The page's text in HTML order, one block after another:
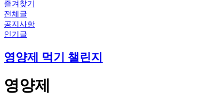
즐겨찾기
전체글
공지사항
인기글
영양제 먹기 챌린지
영양제